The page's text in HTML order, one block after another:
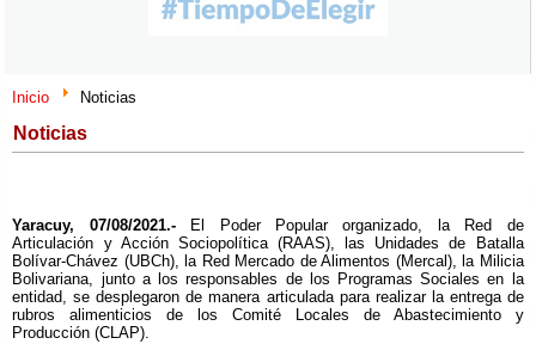
Inicio Noticias
Noticias
Yaracuy, 07/08/2021.-El Poder Popular organizado, la Red de
Articulación y Acción Sociopolítica (RAAS), las Unidades de Batalla
Bolívar-Chávez (UBCh), la Red Mercado de Alimentos (Mercal), la Milicia
Bolivariana, junto a los responsables de los Programas Sociales en la
entidad, se desplegaron de manera articulada para realizar la entrega de
rubros alimenticios de los Comité Locales de Abastecimiento y
Producción (CLAP).